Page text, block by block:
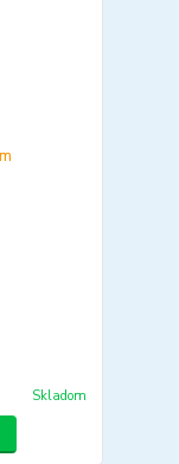
Skladom